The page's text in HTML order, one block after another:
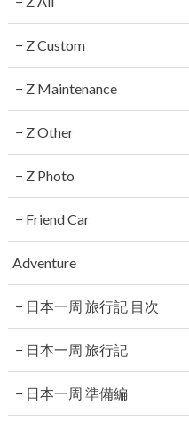
Z Custom
Z Maintenance
Z Other
Z Photo
Friend Car
Adventure
日本一周 旅行記 目次
日本一周 旅行記
日本一周 準備編